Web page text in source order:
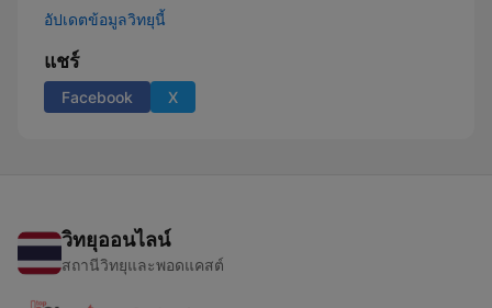
อัปเดตข้อมูลวิทยุนี้
แชร์
Facebook X
วิทยุออนไลน์
สถานีวิทยุและพอดแคสต์